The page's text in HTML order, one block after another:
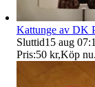
Kattunge av DK
Sluttid15 aug
Pris:50 kr,Köp nu.